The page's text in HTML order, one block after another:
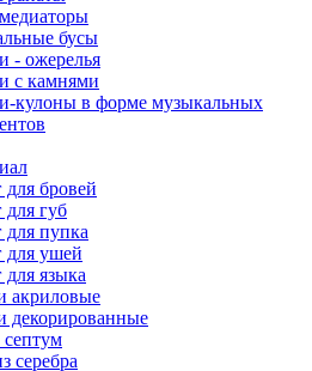
бусы
- ожерелья
с камнями
кулоны в форме музыкальных
бровей
губ
пупка
для ушей
языка
акриловые
декорированные
септум
серебра